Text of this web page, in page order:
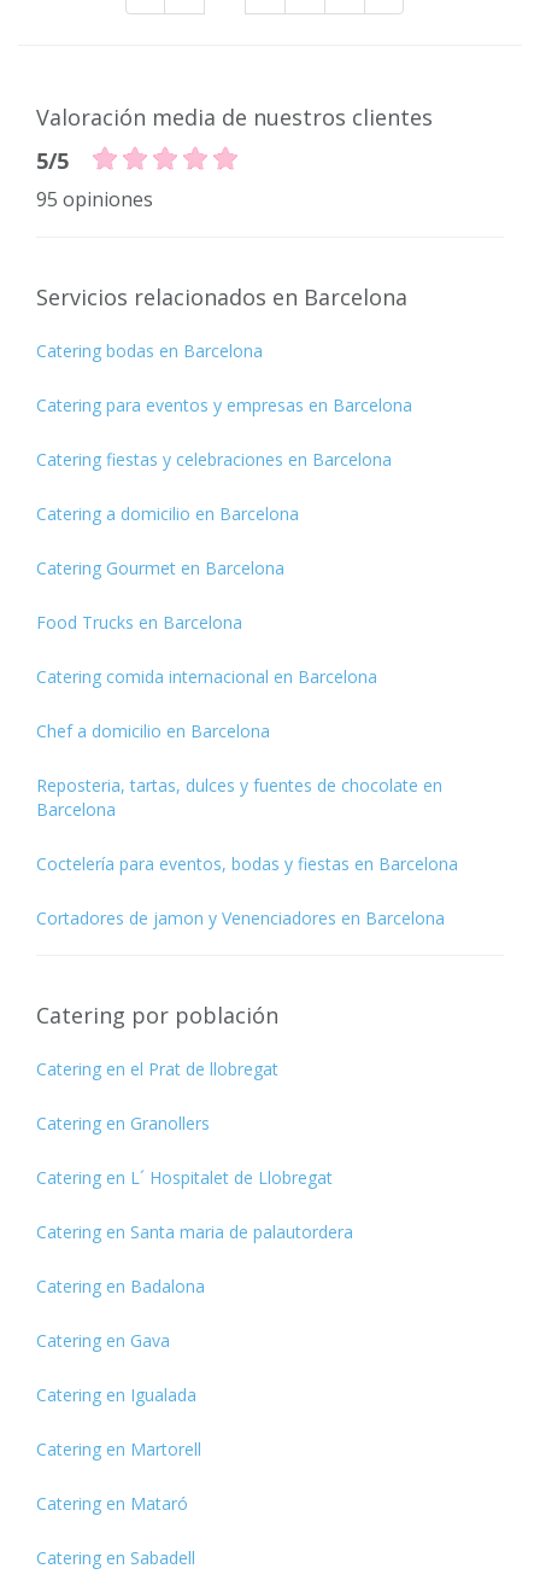
Valoración media de nuestros clientes
5/5
95 opiniones
Servicios relacionados en Barcelona
Catering bodas en Barcelona
Catering para eventos y empresas en Barcelona
Catering fiestas y celebraciones en Barcelona
Catering a domicilio en Barcelona
Catering Gourmet en Barcelona
Food Trucks en Barcelona
Catering comida internacional en Barcelona
Chef a domicilio en Barcelona
Reposteria, tartas, dulces y fuentes de chocolate en
Barcelona
Coctelería para eventos, bodas y fiestas en Barcelona
Cortadores de jamon y Venenciadores en Barcelona
Catering por población
Catering en el Prat de llobregat
Catering en Granollers
Catering en L´ Hospitalet de Llobregat
Catering en Santa maria de palautordera
Catering en Badalona
Catering en Gava
Catering en Igualada
Catering en Martorell
Catering en Mataró
Catering en Sabadell